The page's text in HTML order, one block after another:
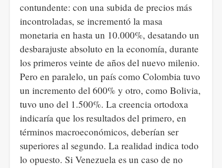
contundente: con una subida de precios más
incontroladas, se incrementó la masa
monetaria en hasta un 10.000%, desatando un
desbarajuste absoluto en la economía, durante
los primeros veinte de años del nuevo milenio.
Pero en paralelo, un país como Colombia tuvo
un incremento del 600% y otro, como Bolivia,
tuvo uno del 1.500%. La creencia ortodoxa
indicaría que los resultados del primero, en
términos macroeconómicos, deberían ser
superiores al segundo. La realidad indica todo
lo opuesto. Si Venezuela es un caso de no